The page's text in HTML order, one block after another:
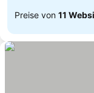
Preise von 11